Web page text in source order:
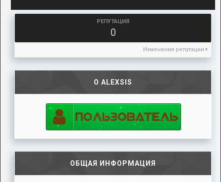
РЕПУТАЦИЯ
0
Изменения репутации
О ALEXSIS
ОБЩАЯ ИНФОРМАЦИЯ